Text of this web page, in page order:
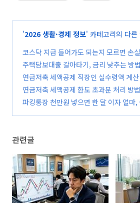
'2026 생활·경제 정보' 카테고리의 다른
코스닥 지금 들어가도 되는지 모르면 손
이유, 매수 전 반드시 체크
(0)
주택담보대출 갈아타기, 금리 낮추는 방
확인 놓치면 이자 손해 (0)
연금저축 세액공제 직장인 실수령액 계
놓치면 손해 보는 절세 혜택 (0)
연금저축 세액공제 한도 초과분 처리 방
시 체크하고 절세 놓치지 마세요 (0)
파킹통장 천만원 넣으면 한 달 이자 얼마,
관련글